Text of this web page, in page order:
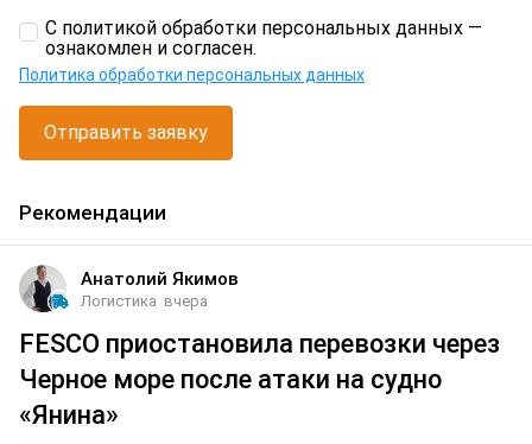
С политикой обработки персональных данных —
ознакомлен и согласен.
Политика обработки персональных данных
Отправить заявку
Рекомендации
Анатолий Якимов
Логистика вчера
FESCO приостановила перевозки через
Черное море после атаки на судно
«Янина»